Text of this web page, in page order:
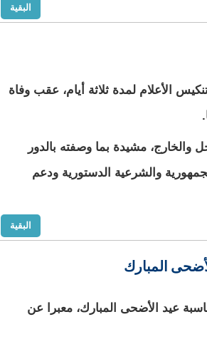
البقية
الأعلام لمدة ثلاثة أيام، عقب وفاة
والخارج، مشيدة بما وصفته بالدور
والشرعية الدستورية ودعم
البقية
المبارك
عيد الأضحى المبارك، معبرا عن